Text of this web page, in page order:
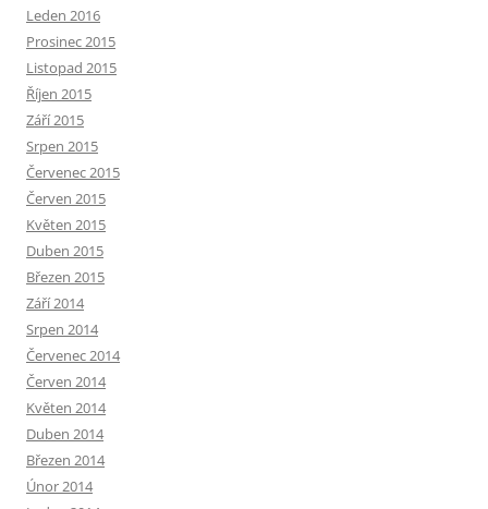
Leden 2016
Prosinec 2015
Listopad 2015
Říjen 2015
Září 2015
Srpen 2015
Červenec 2015
Červen 2015
Květen 2015
Duben 2015
Březen 2015
Září 2014
Srpen 2014
Červenec 2014
Červen 2014
Květen 2014
Duben 2014
Březen 2014
Únor 2014